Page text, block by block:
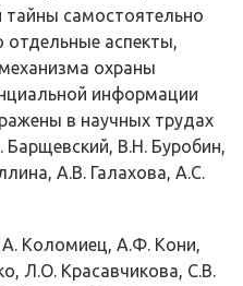
самостоятельно
отдельные ас­пекты,
охраны
информации
в научных трудах
В.Н. Буробин,
А.В. Галахова, А.С.
А. Коломиец, А.Ф. Кони,
Л.О. Красавчикова, С.В.